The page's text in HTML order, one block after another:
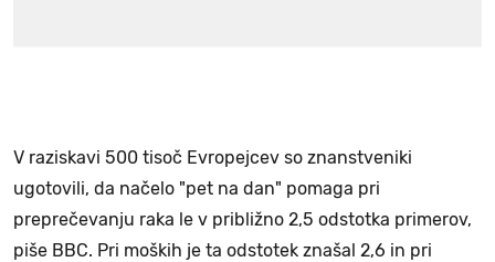
V raziskavi 500 tisoč Evropejcev so znanstveniki
ugotovili, da načelo "pet na dan" pomaga pri
preprečevanju raka le v približno 2,5 odstotka primerov,
piše BBC. Pri moških je ta odstotek znašal 2,6 in pri